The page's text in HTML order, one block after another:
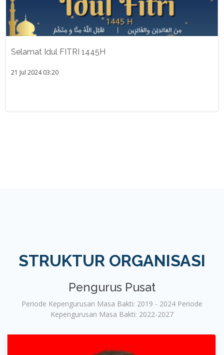
Selamat Idul FITRI 1445H
21 Jul 2024 03:20
STRUKTUR ORGANISASI
Pengurus Pusat
Periode Kepengurusan Masa Bakti: 2019 - 2024 Periode
Kepengurusan Masa Bakti: 2022-2027